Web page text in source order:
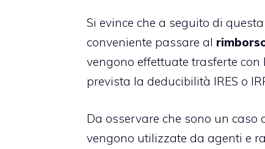
Si evince che a seguito di
conveniente passare al
vengono effettuate trasferte
prevista la deducibilità IRES o
Da osservare che sono un
vengono utilizzate da agenti e